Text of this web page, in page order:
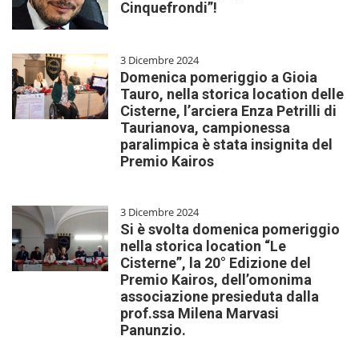
Cinquefrondi”!
3 Dicembre 2024
Domenica pomeriggio a Gioia
Tauro, nella storica location delle
Cisterne, l’arciera Enza Petrilli di
Taurianova, campionessa
paralimpica è stata insignita del
Premio Kairos
3 Dicembre 2024
Si è svolta domenica pomeriggio
nella storica location “Le
Cisterne”, la 20° Edizione del
Premio Kairos, dell’omonima
associazione presieduta dalla
prof.ssa Milena Marvasi
Panunzio.